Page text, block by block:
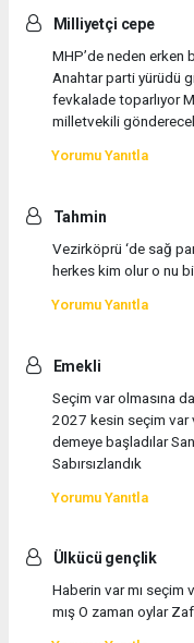
Milliyetçi cepe
MHP’de neden erken
Anahtar parti yürüdü
fevkalade toparlıyor
milletvekili
Yorumu Yanıtla
Tahmin
Vezirköprü ‘de sağ
herkes kim olur o nu
Yorumu Yanıtla
Emekli
Seçim var olmasına
2027 kesin seçim var
demeye başladılar
Sabırsızlandık
Yorumu Yanıtla
Ülkücü gençlik
Haberin var mı seçim
mış O zaman oylar